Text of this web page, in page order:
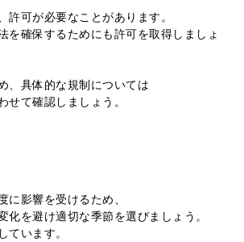
許可が必要なことがあります。
を確保するためにも許可を取得しましょ
、具体的な規制については
て確認しましょう。
影響を受けるため、
化を避け適切な季節を選びましょう。
ています。